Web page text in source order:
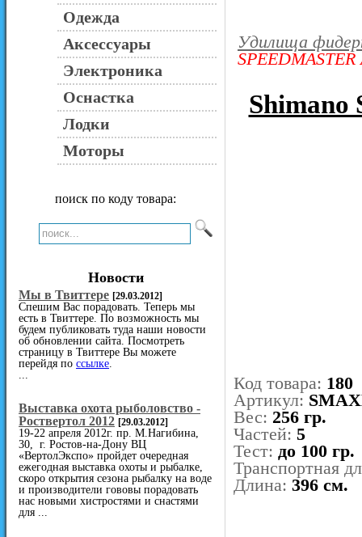
Одежда
Аксессуары
Электроника
Оснастка
Лодки
Моторы
поиск по коду товара:
Новости
Мы в Твиттере [29.03.2012]
Спешим Вас порадовать. Теперь мы
есть в Твиттере. По возможность мы
будем публиковать туда наши новости
об обновлении сайта. Посмотреть
страницу в Твиттере Вы можете
перейдя по ссылке
Выставка охота рыболовство -
Роствертол 2012 [29.03.2012]
19-22 апреля 2012г. пр. М.Нагибина,
30, г. Ростов-на-Дону ВЦ
«ВертолЭкспо» пройдет очередная
ежегодная выставка охоты и рыбалке,
скоро открытия сезона рыбалку на воде
и производители гововы порадовать
нас новыми хистростями и снастями
для ...
Удилища
Shimano
Код товара: 180
Артикул:
Вес: 256 гр.
Частей: 5
Тест: до 100 гр.
Транспортная
Длина: 396 см.